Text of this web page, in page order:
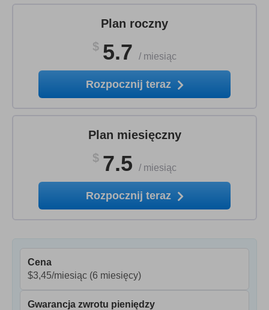
Plan roczny
$ 5.7 / miesiąc
Rozpocznij teraz
Plan miesięczny
$ 7.5 / miesiąc
Rozpocznij teraz
Cena
$3,45/miesiąc (6 miesięcy)
Gwarancja zwrotu pieniędzy